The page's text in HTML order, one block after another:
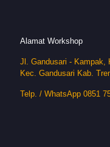
Alamat Workshop
Jl. Gandusari - Kampak,
Kec. Gandusari Kab.
Telp. / WhatsApp 0851